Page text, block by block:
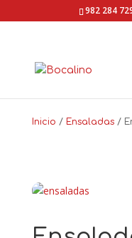
982 284
Inicio / Ensaladas/